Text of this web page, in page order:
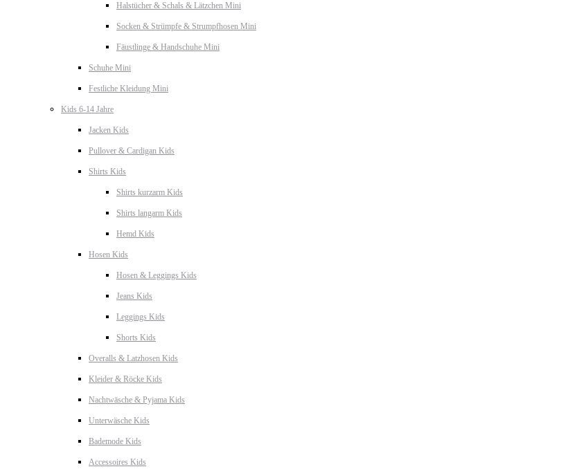
Halstücher & Schals & Lätzchen Mini
Socken & Strümpfe & Strumpfhosen Mini
Fäustlinge & Handschuhe Mini
Schuhe Mini
Festliche Kleidung Mini
Kids 6-14 Jahre
Jacken Kids
Pullover & Cardigan Kids
Shirts Kids
Shirts kurzarm Kids
Shirts langarm Kids
Hemd Kids
Hosen Kids
Hosen & Leggings Kids
Jeans Kids
Leggings Kids
Shorts Kids
Overalls & Latzhosen Kids
Kleider & Röcke Kids
Nachtwäsche & Pyjama Kids
Unterwäsche Kids
Bademode Kids
Accessoires Kids